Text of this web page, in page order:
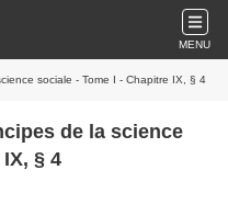
MENU
sociale - Tome I - Chapitre IX, § 4
de la science
§ 4